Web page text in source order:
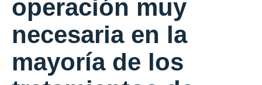
operación muy
necesaria en la
mayoría de los